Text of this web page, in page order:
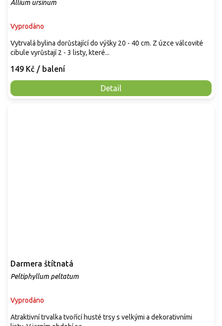
Allium ursinum
Vyprodáno
149 Kč / balení
Detail
Vytrvalá bylina dorůstající do výšky 20 - 40 cm. Z úzce válcovité
cibule vyrůstají 2 - 3 listy, které...
Darmera štítnatá
Peltiphyllum peltatum
Vyprodáno
Atraktivní trvalka tvořící husté trsy s velkými a dekorativními